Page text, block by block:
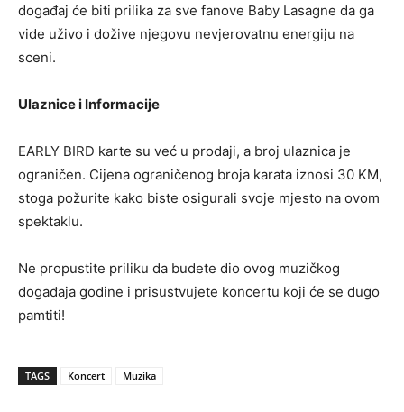
događaj će biti prilika za sve fanove Baby Lasagne da ga
vide uživo i dožive njegovu nevjerovatnu energiju na
sceni.
Ulaznice i Informacije
EARLY BIRD karte su već u prodaji, a broj ulaznica je
ograničen. Cijena ograničenog broja karata iznosi 30 KM,
stoga požurite kako biste osigurali svoje mjesto na ovom
spektaklu.
Ne propustite priliku da budete dio ovog muzičkog
događaja godine i prisustvujete koncertu koji će se dugo
pamtiti!
TAGS Koncert Muzika